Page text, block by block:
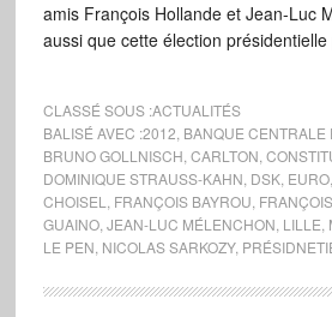
amis François Hollande et Jean-Luc
aussi que cette élection
CLASSÉ SOUS :ACTUALITÉS
BALISÉ AVEC :2012 BANQUE CENTRALE
BRUNO GOLLNISCH CARLTON
DOMINIQUE STRAUSS-KAHN DSK, EURO,
CHOISEL
FRANÇOIS BAYROU
GUAINO, JEAN-LUC MÉLENCHON LILLE
LE PEN NICOLAS SARKOZY,